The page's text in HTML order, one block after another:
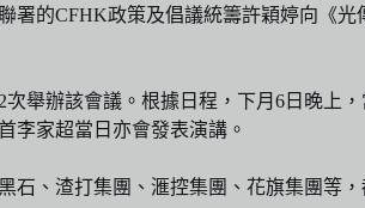
的CFHK政策及倡議統籌許穎婷向《
舉辦該會議。根據日程，下月6日晚上
李家超當日亦會發表演講。
、渣打集團、滙控集團、花旗集團等